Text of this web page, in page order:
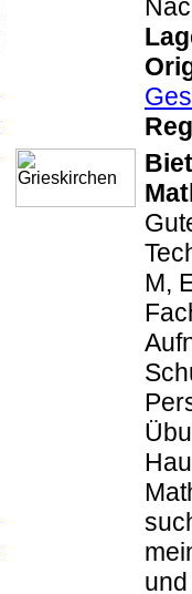
M,